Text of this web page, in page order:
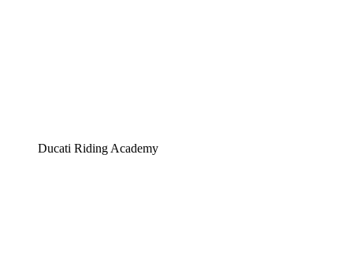
Ducati Riding Academy